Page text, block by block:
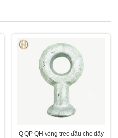
Q QP QH vòng treo đầu cho dây